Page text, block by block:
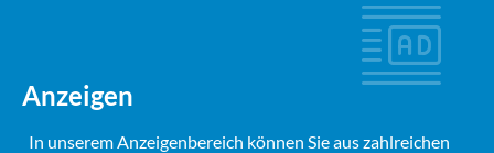
Anzeigen
In unserem Anzeigenbereich können Sie aus zahlreichen